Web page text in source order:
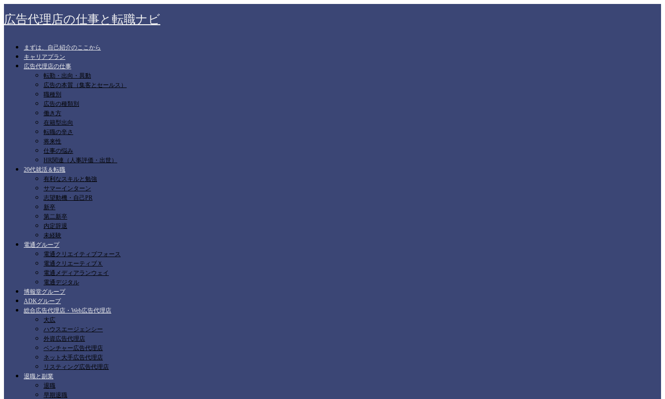
広告代理店の仕事と転職ナビ
まずは、自己紹介のここから
キャリアプラン
広告代理店の仕事
転勤・出向・異動
広告の本質（集客とセールス）
職種別
広告の種類別
働き方
在籍型出向
転職の辛さ
将来性
仕事の悩み
HR関連（人事評価・出世）
20代就活＆転職
有利なスキルと勉強
サマーインターン
志望動機・自己PR
新卒
第二新卒
内定辞退
未経験
電通グループ
電通クリエイティブフォース
電通クリエーティブＸ
電通メディアランウェイ
電通デジタル
博報堂グループ
ADKグループ
総合広告代理店・Web広告代理店
大広
ハウスエージェンシー
外資広告代理店
ベンチャー広告代理店
ネット大手広告代理店
リスティング広告代理店
退職と副業
退職
早期退職